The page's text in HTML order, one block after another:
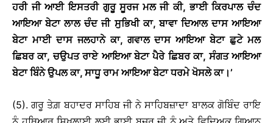
ਹਰੀ ਜੀ ਆਈ ਇਸਤਰੀ ਗੁਰੂ ਸੂਰਜ ਮਲ ਜੀ ਕੀ, ਭਾਈ ਕਿਰਪਾਲ ਚੰਦ
ਆਇਆ ਬੇਟਾ ਲਾਲ ਚੰਦ ਜੀ ਸੁਭਿਖੀ ਕਾ, ਬਾਵਾ ਦਿਆਲ ਦਾਸ ਆਇਆ
ਬੇਟਾ ਮਾਈ ਦਾਸ ਜਲਹਾਨੇ ਕਾ, ਗਵਾਲ ਦਾਸ ਆਇਆ ਬੇਟਾ ਛੁਟੇ ਮਲ
ਛਿਬਰ ਕਾ, ਚਉਪਤ ਰਾਏ ਆਇਆ ਬੇਟਾ ਪੈਰੇ ਛਿਬਰ ਕਾ, ਸੰਗਤ ਆਇਆ
ਬੇਟਾ ਬਿੰਨੇ ਉਪਲ ਕਾ, ਸਾਧੂ ਰਾਮ ਆਇਆ ਬੇਟਾ ਧਰਮੇ ਖੋਸਲੇ ਕਾ।’
(5). ਗਰੂ ਤੇਗ਼ ਬਹਾਦਰ ਸਾਹਿਬ ਜੀ ਨੇ ਸਾਹਿਬਜ਼ਾਦਾ ਬਾਲਕ ਗੋਬਿੰਦ ਰਾਇ